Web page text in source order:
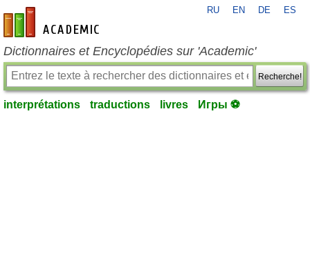
fr-academic.com
RU EN DE ES
Dictionnaires et Encyclopédies sur 'Academic'
Recherche!
interprétations traductions livres Игры ⚽